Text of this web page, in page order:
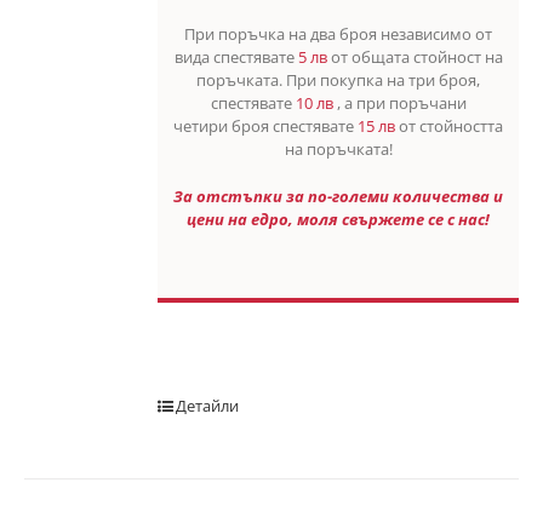
При поръчка на два броя независимо от
вида спестявате 5 лвот общата стойност на
поръчката. При покупка на три броя,
спестявате 10 лв , а при поръчани
четири броя спестявате 15 лвот стойността
на поръчката!
За отстъпки за по-големи количества и
цени на едро, моля свържете се с нас!
Детайли